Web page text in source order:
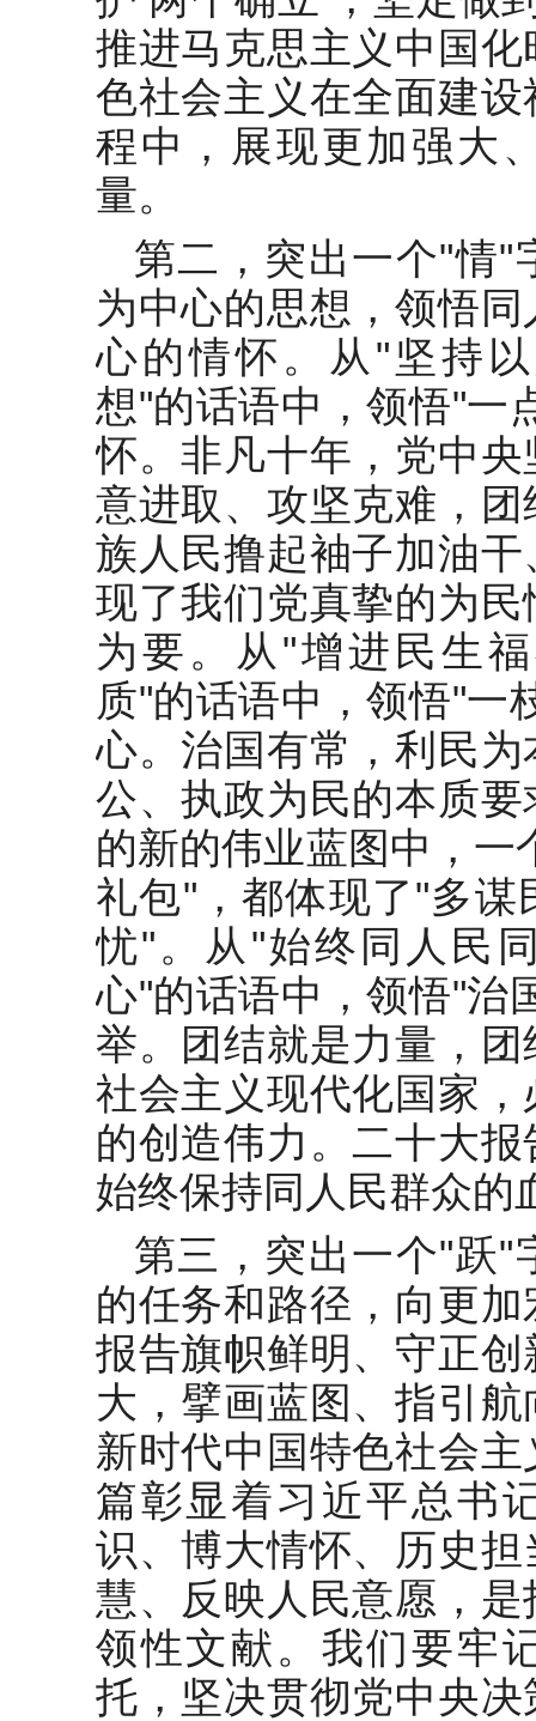
推进马克思主义中国
色社会主义在全面建
程中，展现更加强大
量。
第二，突出一个"情"
为中心的思想，领悟
心的情怀。从"坚持
想"的话语中，领悟"一
怀。非凡十年，党中
意进取、攻坚克难，
族人民撸起袖子加油
现了我们党真挚的为
为要。从"增进民生
质"的话语中，领悟"一
心。治国有常，利民
公、执政为民的本质
的新的伟业蓝图中，一
礼包"，都体现了"多谋
忧"。从"始终同人民
心"的话语中，领悟"治
举。团结就是力量，
社会主义现代化国家
的创造伟力。二十大
始终保持同人民群众的
第三，突出一个"跃"
的任务和路径，向更
报告旗帜鲜明、守正
大，擘画蓝图、指引
新时代中国特色社会
篇彰显着习近平总书
识、博大情怀、历史
慧、反映人民意愿，
领性文献。我们要牢
托，坚决贯彻党中央